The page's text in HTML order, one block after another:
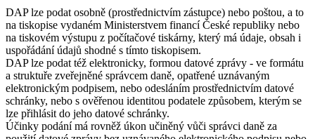
DAP lze podat osobně (prostřednictvím zástupce) nebo poštou, a to
na tiskopise vydaném Ministerstvem financí České republiky nebo
na tiskovém výstupu z počítačové tiskárny, který má údaje, obsah i
uspořádání údajů shodné s tímto tiskopisem.
DAP lze podat též elektronicky, formou datové zprávy - ve formátu
a struktuře zveřejněné správcem daně, opatřené uznávaným
elektronickým podpisem, nebo odesláním prostřednictvím datové
schránky, nebo s ověřenou identitou podatele způsobem, kterým se
lze přihlásit do jeho datové schránky.
Účinky podání má rovněž úkon učiněný vůči správci daně za